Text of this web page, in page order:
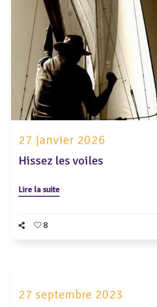
27 janvier 2026
Hissez les voiles
Lire la suite
8
27 septembre 2023